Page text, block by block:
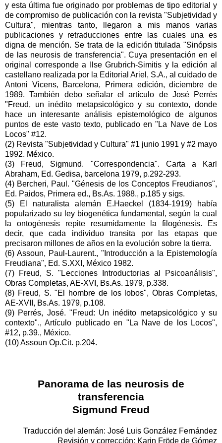
y esta última fue originado por problemas de tipo editorial y
de compromiso de publicación con la revista "Subjetividad y
Cultura", mientras tanto, llegaron a mis manos varias
publicaciones y retraducciones entre las cuales una es
digna de mención. Se trata de la edición titulada "Sinópsis
de las neurosis de transferencia". Cuya presentación en el
original corresponde a Ilse Grubrich-Simitis y la edición al
castellano realizada por la Editorial Ariel, S.A., al cuidado de
Antoni Vicens, Barcelona, Primera edición, diciembre de
1989. También debo señalar el artículo de José Perrés
"Freud, un inédito metapsicológico y su contexto, donde
hace un interesante análisis epistemológico de algunos
puntos de este vasto texto, publicado en "La Nave de Los
Locos" #12.
(2) Revista "Subjetividad y Cultura" #1 junio 1991 y #2 mayo
1992. México.
(3) Freud, Sigmund. "Correspondencia". Carta a Karl
Abraham, Ed. Gedisa, barcelona 1979, p.292-293.
(4) Bercheri, Paul. "Génesis de los Conceptos Freudianos",
Ed. Paidos, Primera ed., Bs.As. 1988., p.185 y sigs.
(5) El naturalista alemán E.Haeckel (1834-1919) había
popularizado su ley biogenética fundamental, según la cual
la ontogénesis repite resumidamente la filogénesis. Es
decir, que cada individuo transita por las etapas que
precisaron millones de años en la evolución sobre la tierra.
(6) Assoun, Paul-Laurent., "Introducción a la Epistemología
Freudiana", Ed. S.XXI, México 1982.
(7) Freud, S. "Lecciones Introductorias al Psicoanálisis",
Obras Completas, AE-XVI, Bs.As. 1979, p.338.
(8) Freud, S. "El hombre de los lobos", Obras Completas,
AE-XVII, Bs.As. 1979, p.108.
(9) Perrés, José. "Freud: Un inédito metapsicológico y su
contexto"., Artículo publicado en "La Nave de los Locos",
#12, p.39., México.
(10) Assoun Op.Cit. p.204.
Panorama de las neurosis de
transferencia
Sigmund Freud
Traducción del alemán: José Luis González Fernández
Revisión y corrección: Karin Fröde de Gómez